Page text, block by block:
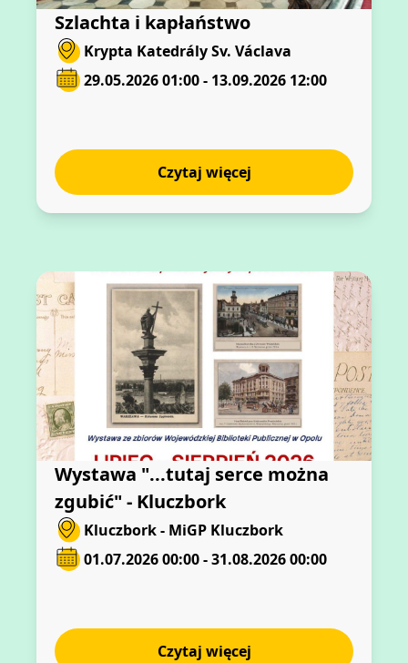
Szlachta i kapłaństwo
Krypta Katedrály Sv. Václava
29.05.2026 01:00 - 13.09.2026 12:00
Czytaj więcej
Wystawa "...tutaj serce można
zgubić" - Kluczbork
Kluczbork - MiGP Kluczbork
01.07.2026 00:00 - 31.08.2026 00:00
Czytaj więcej